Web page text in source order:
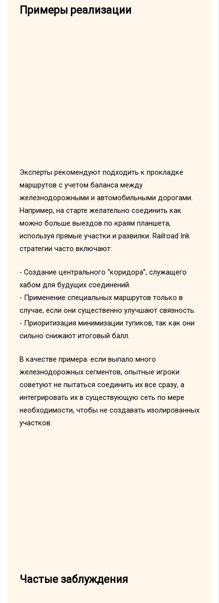
Примеры реализации
Эксперты рекомендуют подходить к прокладке
маршрутов с учетом баланса между
железнодорожными и автомобильными дорогами.
Например, на старте желательно соединить как
можно больше выездов по краям планшета,
используя прямые участки и развилки. Railroad Ink
стратегии часто включают:
- Создание центрального “коридора”, служащего
хабом для будущих соединений.
- Применение специальных маршрутов только в
случае, если они существенно улучшают связность.
- Приоритизация минимизации тупиков, так как они
сильно снижают итоговый балл.
В качестве примера: если выпало много
железнодорожных сегментов, опытные игроки
советуют не пытаться соединить их все сразу, а
интегрировать их в существующую сеть по мере
необходимости, чтобы не создавать изолированных
участков.
Частые заблуждения